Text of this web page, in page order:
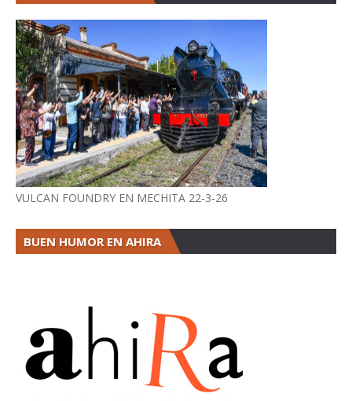
VULCAN FOUNDRY EN MECHITA 22-3-26
BUEN HUMOR EN AHIRA